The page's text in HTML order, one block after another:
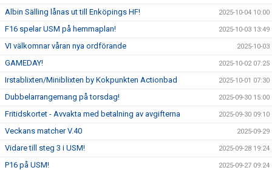
Albin Sälling lånas ut till Enköpings HF! 2025-10-04 10:00
F16 spelar USM på hemmaplan! 2025-10-03 13:49
VI välkomnar våran nya ordförande 2025-10-03
GAMEDAY! 2025-10-02 07:25
Irstablixten/Miniblixten by Kokpunkten Actionbad 2025-10-01 07:30
Dubbelarrangemang på torsdag! 2025-09-30 15:00
Fritidskortet - Avvakta med betalning av avgifterna 2025-09-30 09:10
Veckans matcher V.40 2025-09-29
Vidare till steg 3 i USM! 2025-09-28 19:24
P16 på USM! 2025-09-27 09:24